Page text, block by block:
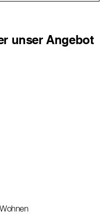
unser Angebot